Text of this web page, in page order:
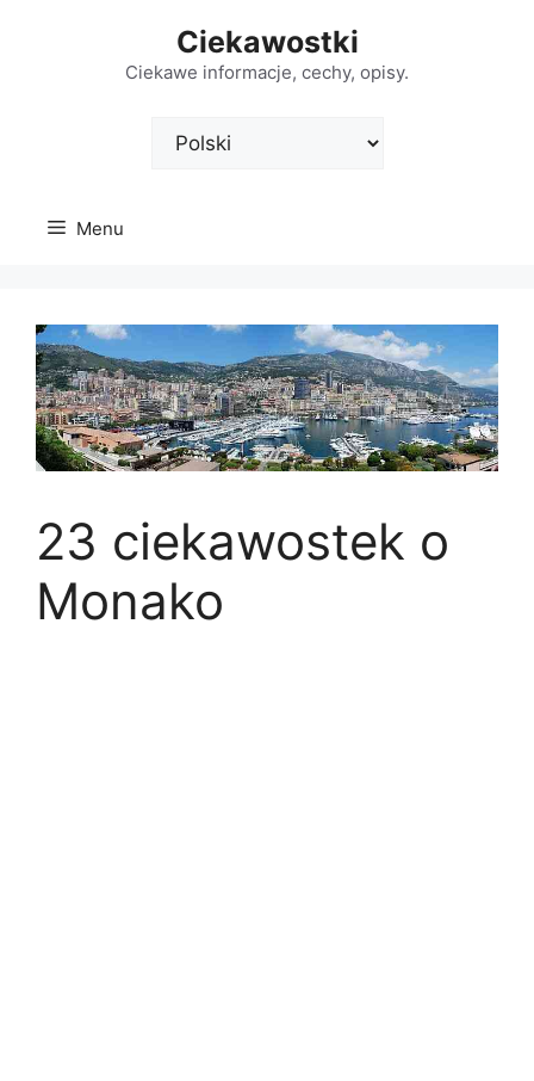
Ciekawostki
Ciekawe informacje, cechy, opisy.
Wybierz
język
Menu
23 ciekawostek o
Monako